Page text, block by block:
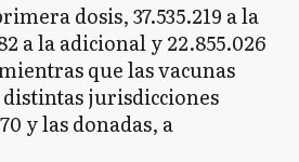
dosis, 37.535.219 a la
a la adicional y 22.855.026
que las vacunas
jurisdicciones
y las donadas, a